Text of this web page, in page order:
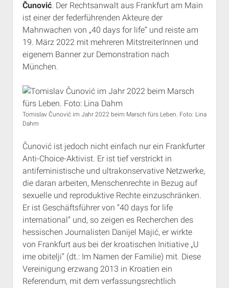
Čunović. Der Rechtsanwalt aus Frankfurt am Main
ist einer der federführenden Akteure der
Mahnwachen von „40 days for life“ und reiste am
19. März 2022 mit mehreren MitstreiterInnen und
eigenem Banner zur Demonstration nach
München.
Tomislav Čunović im Jahr 2022 beim Marsch fürs Leben. Foto: Lina
Dahm
Čunović ist jedoch nicht einfach nur ein Frankfurter
Anti-Choice-Aktivist. Er ist tief verstrickt in
antifeministische und ultrakonservative Netzwerke,
die daran arbeiten, Menschenrechte in Bezug auf
sexuelle und reproduktive Rechte einzuschränken.
Er ist Geschäftsführer von “40 days for life
international” und, so zeigen es Recherchen des
hessischen Journalisten Danijel Majić, er wirkte
von Frankfurt aus bei der kroatischen Initiative „U
ime obitelji“ (dt.: Im Namen der Familie) mit. Diese
Vereinigung erzwang 2013 in Kroatien ein
Referendum, mit dem verfassungsrechtlich